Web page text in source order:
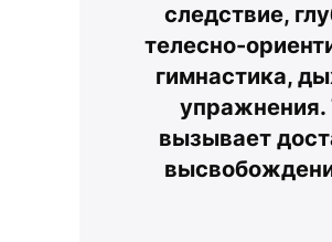
следствие,
телесно-
гимнастика,
упражнения.
вызывает